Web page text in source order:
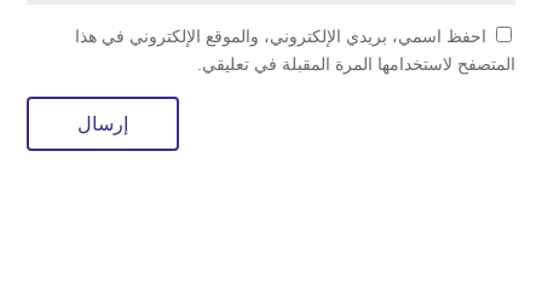
احفظ اسمي، بريدي الإلكتروني، والموقع الإلكتروني في هذا
المتصفح لاستخدامها المرة المقبلة في تعليقي.